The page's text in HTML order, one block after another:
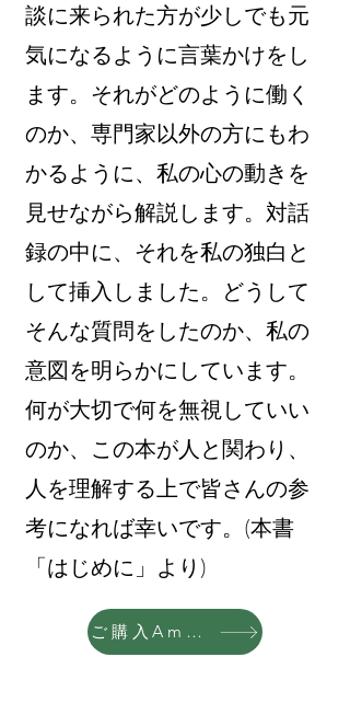
談に来られた方が少しでも元
気になるように言葉かけをし
ます。それがどのように働く
のか、専門家以外の方にもわ
かるように、私の心の動きを
見せながら解説します。対話
録の中に、それを私の独白と
して挿入しました。どうして
そんな質問をしたのか、私の
意図を明らかにしています。
何が大切で何を無視していい
のか、この本が人と関わり、
人を理解する上で皆さんの参
考になれば幸いです。(本書
「はじめに」より)
ご購入Amazon